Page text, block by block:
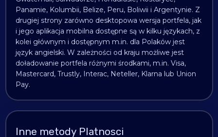
Panamie, Kolumbii, Belize, Peru, Boliwii i Argentynie. Z
drugiej strony zarówno desktopowa wersja portfela, jak
i jego aplikacja mobilna dostępne są w kilku językach, z
kolei głównym i dostępnym m.in. dla Polaków jest
język angielski. W zależności od kraju możliwe jest
doładowanie portfela różnymi środkami, m.in. Visa,
Mastercard, Trustly, Interac, Neteller, Klarna lub Union
Pay.
Inne metody Platnosci